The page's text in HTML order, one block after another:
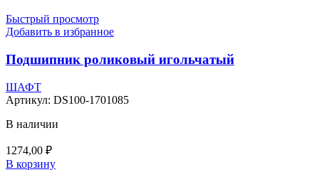
Быстрый просмотр
Добавить в избранное
Подшипник роликовый игольчатый
ШАФТ
Артикул: DS100-1701085
В наличии
1274,00 ₽
В корзину